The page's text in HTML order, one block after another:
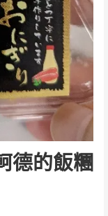
德的飯糰